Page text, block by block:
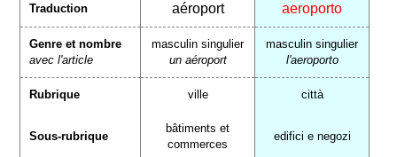
Traduction aéroport aeroporto
Genre et nombre
avec l'article
masculin singulier
un aéroport
masculin singulier
l'aeroporto
Rubrique ville città
Sous-rubrique
bâtiments et
commerces
edifici e negozi